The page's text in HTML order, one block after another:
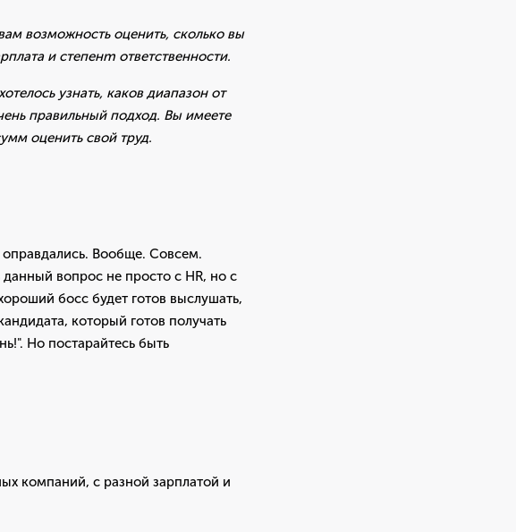
возможность оценить, сколько вы
и степенm ответственности.
узнать, каков диапазон от
правильный подход. Вы имеете
оценить свой труд.
оправдались. Вообще. Совсем.
вопрос не просто с HR, но с
босс будет готов выслушать,
который готов получать
Но постарайтесь быть
компаний, с разной зарплатой и